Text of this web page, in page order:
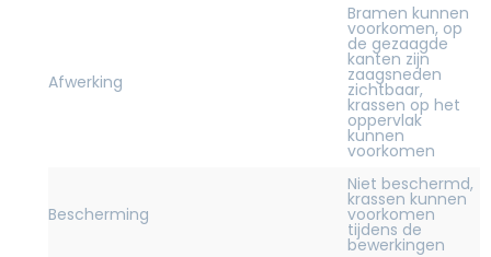
Afwerking
Bramen kunnen
voorkomen, op
de gezaagde
kanten zijn
zaagsneden
zichtbaar,
krassen op het
oppervlak
kunnen
voorkomen
Bescherming
Niet beschermd,
krassen kunnen
voorkomen
tijdens de
bewerkingen